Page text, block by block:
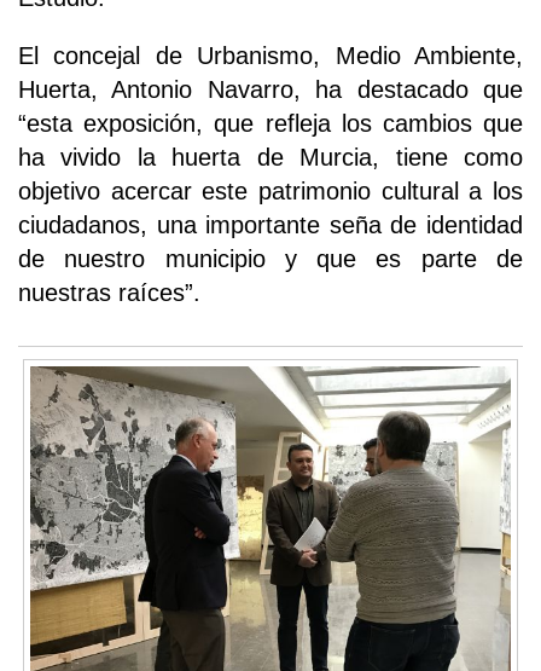
El concejal de Urbanismo, Medio Ambiente,
Huerta, Antonio Navarro, ha destacado que
“esta exposición, que refleja los cambios que
ha vivido la huerta de Murcia, tiene como
objetivo acercar este patrimonio cultural a los
ciudadanos, una importante seña de identidad
de nuestro municipio y que es parte de
nuestras raíces”.